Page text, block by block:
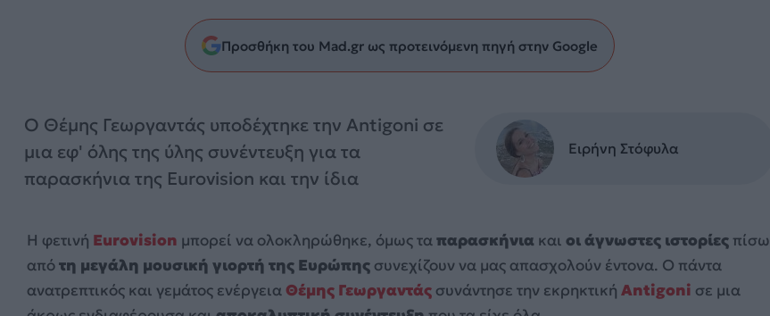
Προσθήκη του Mad.gr ως προτεινόμενη πηγή στην Google
Ο Θέμης Γεωργαντάς υποδέχτηκε την Antigoni σε
μια εφ' όλης της ύλης συνέντευξη για τα
παρασκήνια της Eurovision και την ίδια
Ειρήνη Στόφυλα
Η φετινή Eurovision μπορεί να ολοκληρώθηκε, όμως ταπαρασκήνια και οι άγνωστες ιστορίες πίσω
απότη μεγάλη μουσική γιορτή της Ευρώπης συνεχίζουν να μας απασχολούν έντονα. Ο πάντα
ανατρεπτικός και γεμάτος ενέργεια Θέμης Γεωργαντάς συνάντησε την εκρηκτική Antigoni σε μια